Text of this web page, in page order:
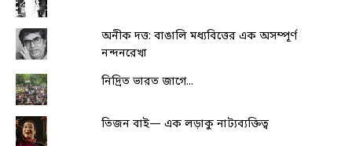
অনীক দত্ত: বাঙালি মধ্যবিত্তের এক অসম্পূর্ণ
নন্দনরেখা
নিদ্রিত ভারত জাগে...
তিজন বাই— এক লড়াকু নাট্যব্যক্তিত্ব